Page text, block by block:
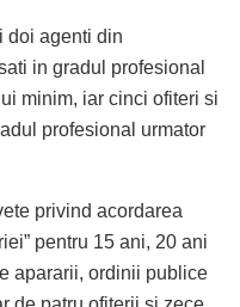
doi agenti din
in gradul profesional
minim, iar cinci ofiteri si
profesional urmator
privind acordarea
pentru 15 ani, 20 ani
apararii, ordinii publice